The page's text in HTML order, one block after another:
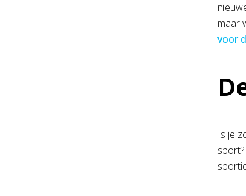
maar
voor
Is je